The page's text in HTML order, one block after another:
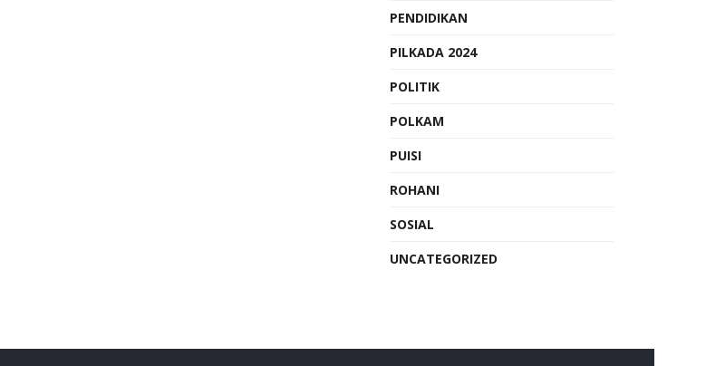
PENDIDIKAN
PILKADA 2024
POLITIK
POLKAM
PUISI
ROHANI
SOSIAL
UNCATEGORIZED